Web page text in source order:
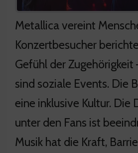
Metallica vereint
Konzertbesucher
Gefühl der
sind soziale Events. Die
eine inklusive Kultur. Die
unter den Fans ist
Musik hat die Kraft,